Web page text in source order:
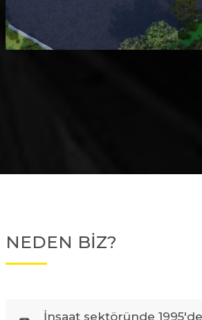
NEDEN BİZ?
İnşaat sektöründe